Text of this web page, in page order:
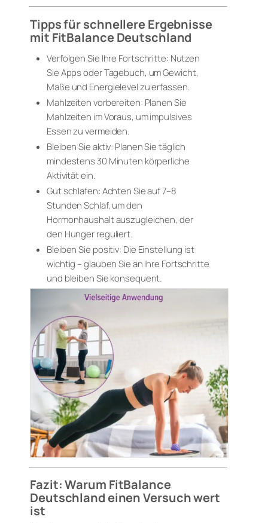
Tipps für schnellere Ergebnisse
mit FitBalance Deutschland
Verfolgen Sie Ihre Fortschritte: Nutzen
Sie Apps oder Tagebuch, um Gewicht,
Maße und Energielevel zu erfassen.
Mahlzeiten vorbereiten: Planen Sie
Mahlzeiten im Voraus, um impulsives
Essen zu vermeiden.
Bleiben Sie aktiv: Planen Sie täglich
mindestens 30 Minuten körperliche
Aktivität ein.
Gut schlafen: Achten Sie auf 7–8
Stunden Schlaf, um den
Hormonhaushalt auszugleichen, der
den Hunger reguliert.
Bleiben Sie positiv: Die Einstellung ist
wichtig – glauben Sie an Ihre Fortschritte
und bleiben Sie konsequent.
Fazit: Warum FitBalance
Deutschland einen Versuch wert
ist